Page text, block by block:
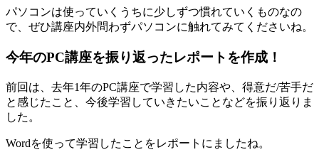
パソコンは使っていくうちに少しずつ慣れていくものなの
で、ぜひ講座内外問わずパソコンに触れてみてくださいね。
今年のPC講座を振り返ったレポートを作成！
前回は、去年1年のPC講座で学習した内容や、得意だ/苦手だ
と感じたこと、今後学習していきたいことなどを振り返りま
した。
Wordを使って学習したことをレポートにましたね。